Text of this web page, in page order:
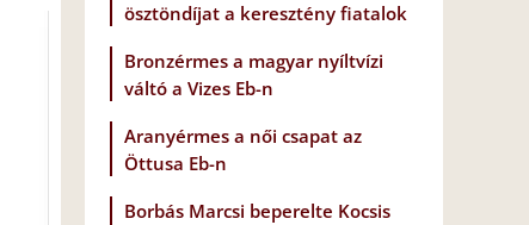
ösztöndíjat a keresztény fiatalok
Bronzérmes a magyar nyíltvízi
váltó a Vizes Eb-n
Aranyérmes a női csapat az
Öttusa Eb-n
Borbás Marcsi beperelte Kocsis